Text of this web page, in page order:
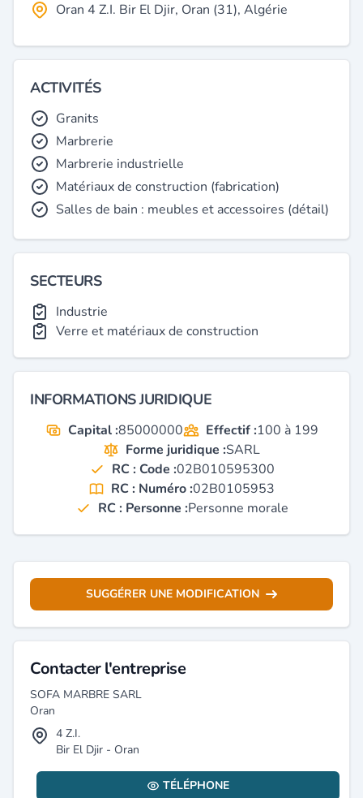
Oran 4 Z.I. Bir El Djir, Oran (31), Algérie
ACTIVITÉS
Granits
Marbrerie
Marbrerie industrielle
Matériaux de construction (fabrication)
Salles de bain : meubles et accessoires (détail)
SECTEURS
Industrie
Verre et matériaux de construction
INFORMATIONS JURIDIQUE
Capital :85000000 Effectif :100 à 199
Forme juridique :SARL
RC : Code :02B010595300
RC : Numéro :02B0105953
RC : Personne :Personne morale
SUGGÉRER UNE MODIFICATION
Contacter l'entreprise
SOFA MARBRE SARL
Oran
4 Z.I.
Bir El Djir - Oran
TÉLÉPHONE